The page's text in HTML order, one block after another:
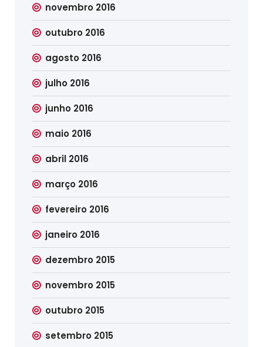
novembro 2016
outubro 2016
agosto 2016
julho 2016
junho 2016
maio 2016
abril 2016
março 2016
fevereiro 2016
janeiro 2016
dezembro 2015
novembro 2015
outubro 2015
setembro 2015